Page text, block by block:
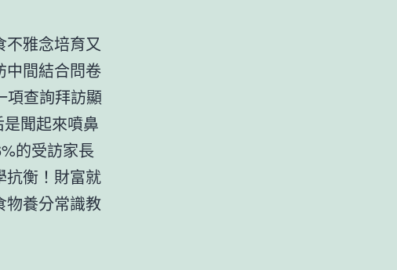
雅念培育又
中間結合問卷
項查詢拜訪顯
聞起來噴鼻
的受訪家長
抗衡！財富就
物養分常識教